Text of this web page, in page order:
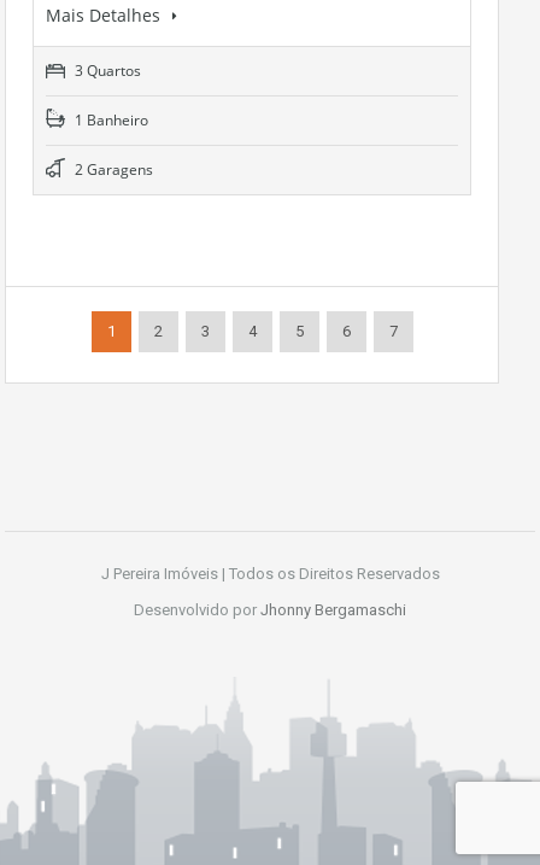
Mais Detalhes
3 Quartos
1 Banheiro
2 Garagens
1 2 3 4 5 6 7
J Pereira Imóveis | Todos os Direitos Reservados
Desenvolvido por Jhonny Bergamaschi